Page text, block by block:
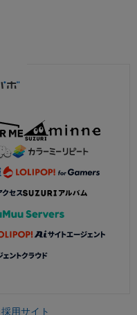
採用サイト